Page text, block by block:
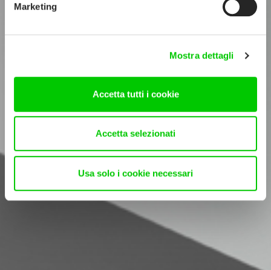
Marketing
Mostra dettagli
Accetta tutti i cookie
Accetta selezionati
Usa solo i cookie necessari